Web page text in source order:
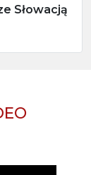
Słowacją